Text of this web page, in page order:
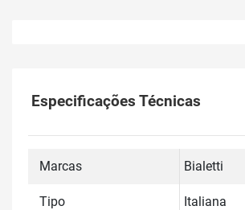
Especificações Técnicas
Marcas Bialetti
Tipo Italiana